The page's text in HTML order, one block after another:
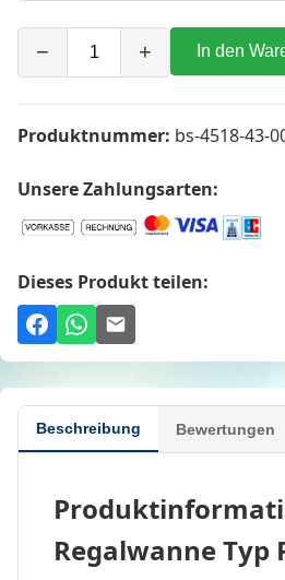
− + In den
Produktnummer: bs-4518-43-
Unsere Zahlungsarten:
Dieses Produkt teilen:
Beschreibung Bewertungen
Regalwanne Typ